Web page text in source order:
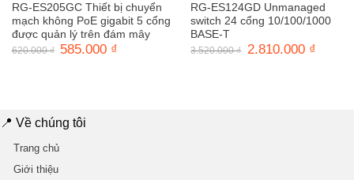
RG-ES205GC Thiết bị chuyển
mạch không PoE gigabit 5 cổng
được quản lý trên đám mây
620.000₫ Giá
gốc
585.000 ₫
RG-ES124GD Unmanaged
switch 24 cổng 10/100/1000
BASE-T
3.520.000₫
Giá
gốc
2.810.000 ₫
📍 Về chúng tôi
Trang chủ
Giới thiệu